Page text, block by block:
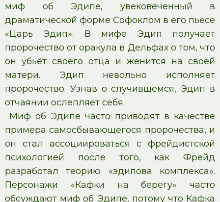
миф об Эдипе, увековеченный в
драматической форме Софоклом в его пьесе
«Царь Эдип». В мифе Эдип получает
пророчество от оракула в Дельфах о том, что
он убьёт своего отца и женится на своей
матери. Эдип невольно исполняет
пророчество. Узнав о случившемся, Эдип в
отчаянии ослепляет себя.
Миф об Эдипе часто приводят в качестве
примера самосбывающегося пророчества, и
он стал ассоциироваться с фрейдистской
психологией после того, как Фрейд
разработал теорию «эдипова комплекса».
Персонажи «Кафки на берегу» часто
обсуждают миф об Эдипе, потому что Кафка